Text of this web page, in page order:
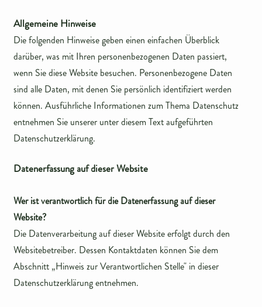
Allgemeine Hinweise
Die folgenden Hinweise geben einen einfachen Überblick
darüber, was mit Ihren personenbezogenen Daten passiert,
wenn Sie diese Website besuchen. Personenbezogene Daten
sind alle Daten, mit denen Sie persönlich identifiziert werden
können. Ausführliche Informationen zum Thema Datenschutz
entnehmen Sie unserer unter diesem Text aufgeführten
Datenschutzerklärung.
Datenerfassung auf dieser Website
Wer ist verantwortlich für die Datenerfassung auf dieser
Website?
Die Datenverarbeitung auf dieser Website erfolgt durch den
Websitebetreiber. Dessen Kontaktdaten können Sie dem
Abschnitt „Hinweis zur Verantwortlichen Stelle" in dieser
Datenschutzerklärung entnehmen.